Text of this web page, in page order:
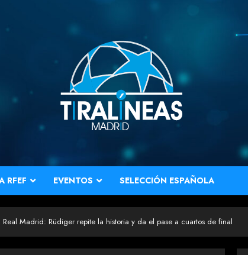
RFEF EVENTOS SELECCIÓN ESPAÑOLA
Madrid: Rüdiger repite la historia y da el pase a cuartos de final